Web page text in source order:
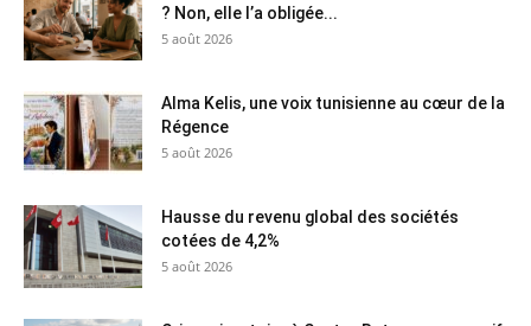
? Non, elle l’a obligée...
5 août 2026
Alma Kelis, une voix tunisienne au cœur de la
Régence
5 août 2026
Hausse du revenu global des sociétés
cotées de 4,2%
5 août 2026